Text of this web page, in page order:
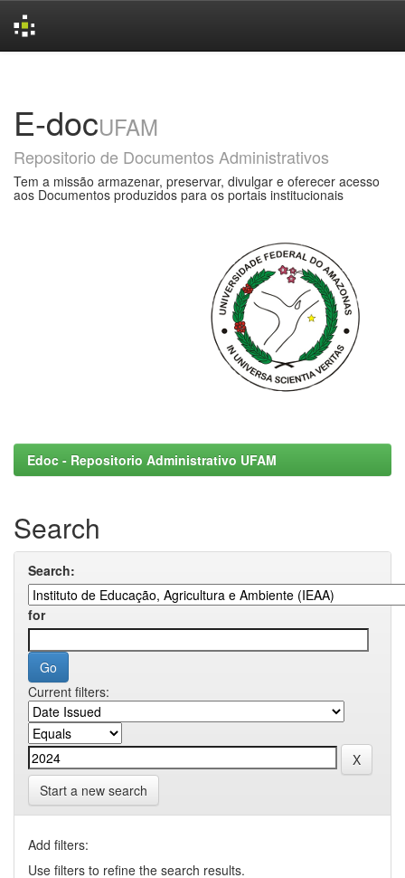
E-docUFAM
Repositorio de Documentos Administrativos
Tem a missão armazenar, preservar, divulgar e oferecer acesso
aos Documentos produzidos para os portais institucionais
Edoc - Repositorio Administrativo UFAM
Search
Search:
for
Current filters:
Start a new search
Add filters:
Use filters to refine the search results.